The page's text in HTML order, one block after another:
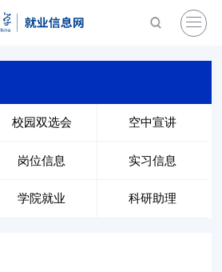
校园双选会 空中宣讲
岗位信息 实习信息
学院就业 科研助理